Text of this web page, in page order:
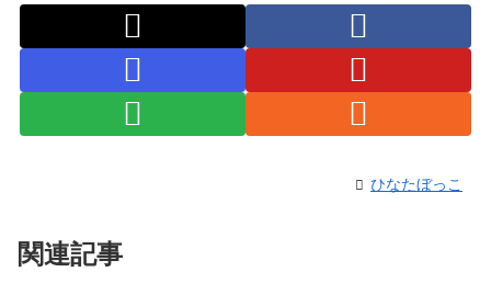
ひなたぼっこ
関連記事